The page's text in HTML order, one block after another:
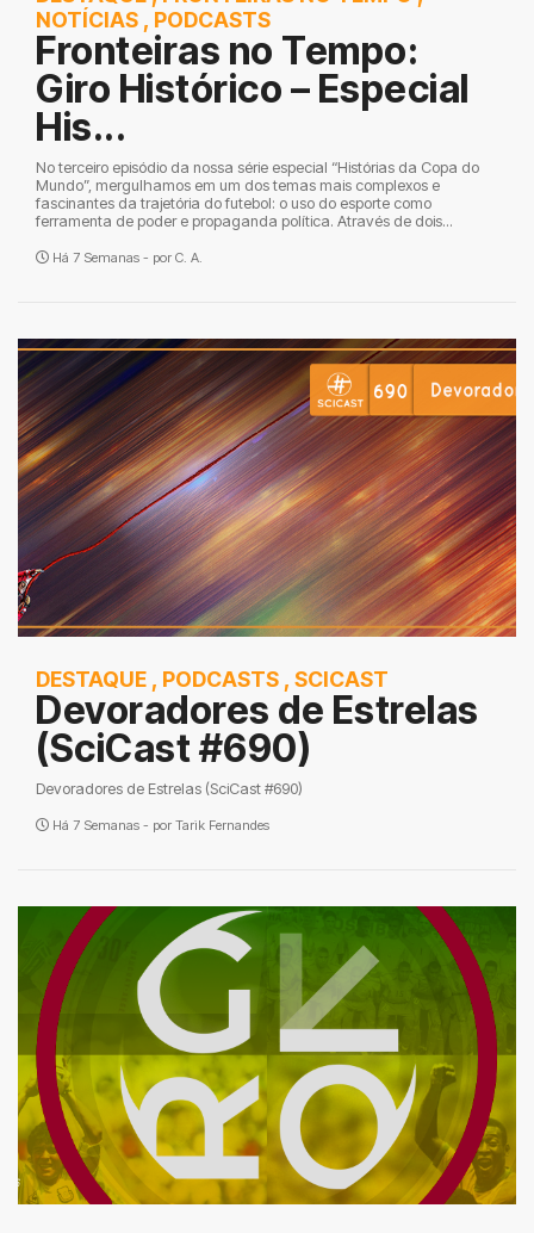
NOTÍCIAS , PODCASTS
Fronteiras no Tempo:
Giro Histórico – Especial
His...
No terceiro episódio da nossa série especial “Histórias da Copa do
Mundo”, mergulhamos em um dos temas mais complexos e
fascinantes da trajetória do futebol: o uso do esporte como
ferramenta de poder e propaganda política. Através de dois...
Há 7 Semanas - por C. A.
DESTAQUE , PODCASTS , SCICAST
Devoradores de Estrelas
(SciCast #690)
Devoradores de Estrelas (SciCast #690)
Há 7 Semanas - por Tarik Fernandes